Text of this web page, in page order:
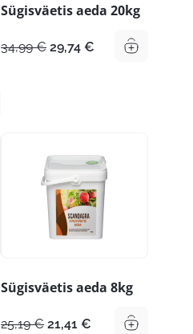
Sügisväetis aeda 20kg
34,99€ Algne
29,74 € Praegune
Sügisväetis aeda 8kg
25,19€ Algne
21,41 € Praegune